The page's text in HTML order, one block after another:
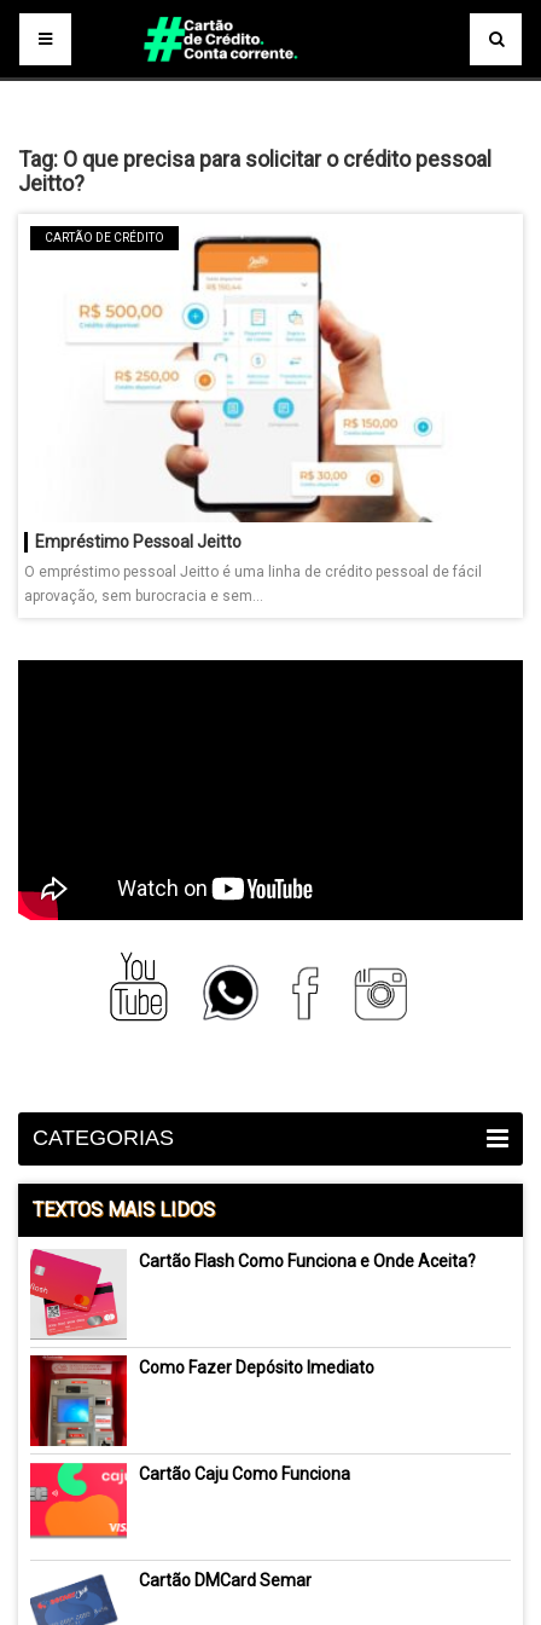
Tag: O que precisa para solicitar o crédito pessoal
Jeitto?
CARTÃO DE CRÉDITO
Empréstimo Pessoal Jeitto
O empréstimo pessoal Jeitto é uma linha de crédito pessoal de fácil
aprovação, sem burocracia e sem...
CATEGORIAS
TEXTOS MAIS LIDOS
Cartão Flash Como Funciona e Onde Aceita?
Como Fazer Depósito Imediato
Cartão Caju Como Funciona
Cartão DMCard Semar